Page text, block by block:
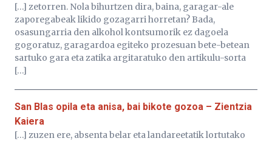
[…] zetorren. Nola bihurtzen dira, baina, garagar-ale
zaporegabeak likido gozagarri horretan? Bada,
osasungarria den alkohol kontsumorik ez dagoela
gogoratuz, garagardoa egiteko prozesuan bete-betean
sartuko gara eta zatika argitaratuko den artikulu-sorta
[…]
San Blas opila eta anisa, bai bikote gozoa – Zientzia
Kaiera
[…] zuzen ere, absenta belar eta landareetatik lortutako